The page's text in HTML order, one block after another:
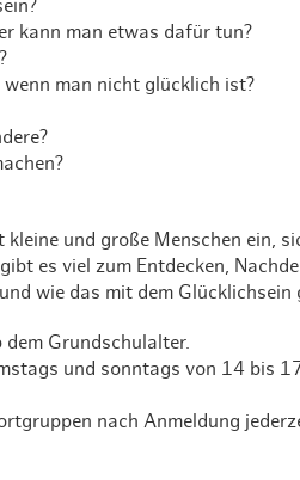
kann man etwas dafür tun?
man nicht glücklich ist?
und große Menschen ein,
es viel zum Entdecken,
wie das mit dem Glücklichsein
Grundschulalter.
und sonntags von 14 bis
nach Anmeldung